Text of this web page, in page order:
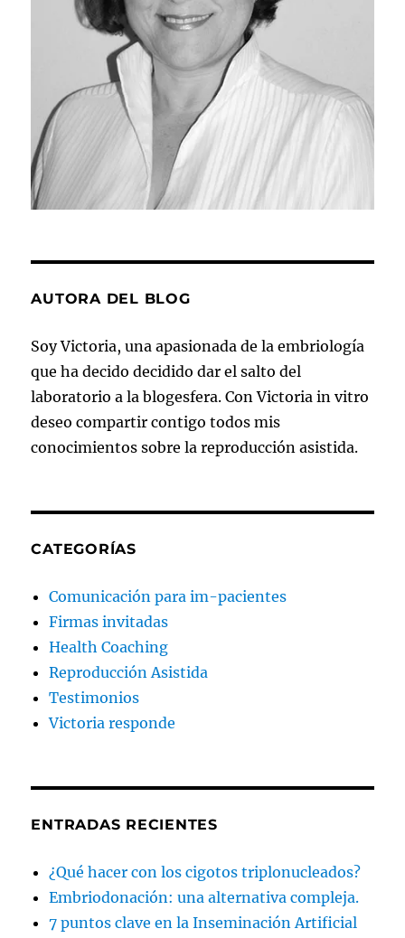
AUTORA DEL BLOG
Soy Victoria, una apasionada de la embriología
que ha decido decidido dar el salto del
laboratorio a la blogesfera. Con Victoria in vitro
deseo compartir contigo todos mis
conocimientos sobre la reproducción asistida.
CATEGORÍAS
Comunicación para im-pacientes
Firmas invitadas
Health Coaching
Reproducción Asistida
Testimonios
Victoria responde
ENTRADAS RECIENTES
¿Qué hacer con los cigotos triplonucleados?
Embriodonación: una alternativa compleja.
7 puntos clave en la Inseminación Artificial